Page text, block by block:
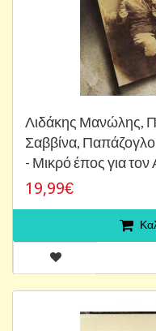
Λιδάκης Μανώλης,
Σαββίνα,
- Μικρό έπος για
19,99€